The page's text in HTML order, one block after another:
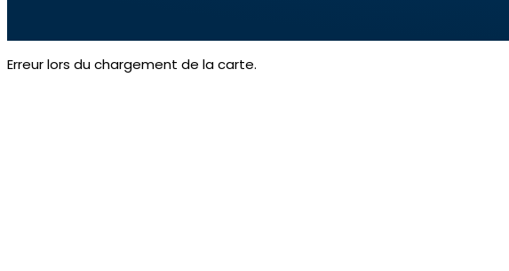
Erreur lors du chargement de la carte.